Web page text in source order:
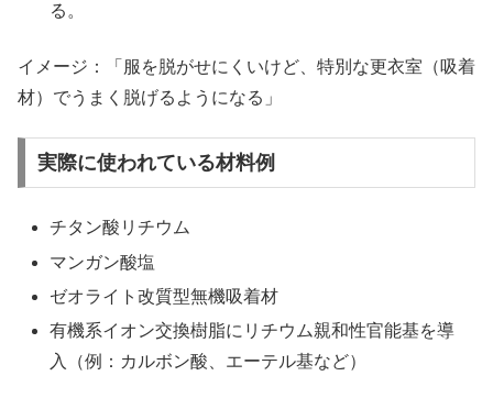
る。
イメージ：「服を脱がせにくいけど、特別な更衣室（吸着
材）でうまく脱げるようになる」
実際に使われている材料例
チタン酸リチウム
マンガン酸塩
ゼオライト改質型無機吸着材
有機系イオン交換樹脂にリチウム親和性官能基を導
入（例：カルボン酸、エーテル基など）